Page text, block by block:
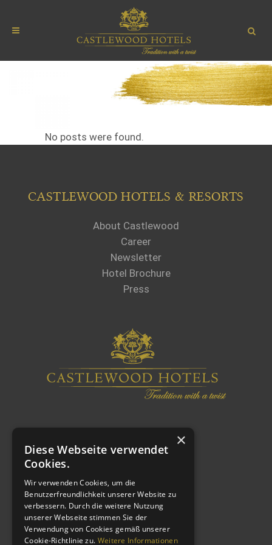
No posts were found.
CASTLEWOOD HOTELS & RESORTS
About Castlewood
Career
Newsletter
Hotel Brochure
Press
MORE LINKS
×
Diese Webseite verwendet
Cookies.
Wir verwenden Cookies, um die
Benutzerfreundlichkeit unserer Website zu
verbessern. Durch die weitere Nutzung
unserer Webseite stimmen Sie der
Verwendung von Cookies gemäß unserer
Cookie-Richtlinie zu. Weitere Informationen